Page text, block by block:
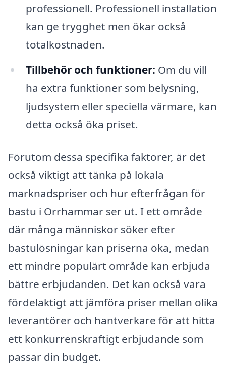
professionell. Professionell installation
kan ge trygghet men ökar också
totalkostnaden.
Tillbehör och funktioner: Om du vill
ha extra funktioner som belysning,
ljudsystem eller speciella värmare, kan
detta också öka priset.
Förutom dessa specifika faktorer, är det
också viktigt att tänka på lokala
marknadspriser och hur efterfrågan för
bastu i Orrhammar ser ut. I ett område
där många människor söker efter
bastulösningar kan priserna öka, medan
ett mindre populärt område kan erbjuda
bättre erbjudanden. Det kan också vara
fördelaktigt att jämföra priser mellan olika
leverantörer och hantverkare för att hitta
ett konkurrenskraftigt erbjudande som
passar din budget.